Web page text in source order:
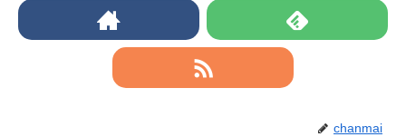
chanmai